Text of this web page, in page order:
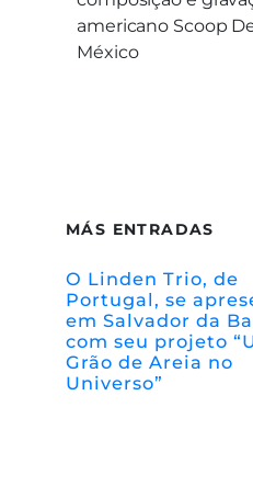
americano Scoop
México
MÁS ENTRADAS
O Linden Trio, de
Portugal, se
em Salvador da
com seu projeto
Grão de Areia no
Universo”